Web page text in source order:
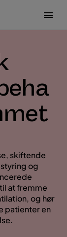
skiftende
og
at fremme
og hør
patienter en